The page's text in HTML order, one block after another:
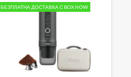
БЕЗПЛАТНА ДОСТАВКА С BOX NOW